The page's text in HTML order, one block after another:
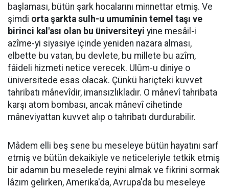
başlaması, bütün şark hocalarını minnettar etmiş. Ve
şimdi orta şarkta sulh-u umumînin temel taşı ve
birinci kal'ası olan bu üniversiteyi yine mesâil-i
azîme-yi siyasiye içinde yeniden nazara alması,
elbette bu vatan, bu devlete, bu millete bu azîm,
fâideli hizmeti netice verecek. Ulûm-u diniye o
üniversitede esas olacak. Çünkü hariçteki kuvvet
tahribatı mânevîdir, imansızlıkladır. O mânevî tahribata
karşı atom bombası, ancak mânevî cihetinde
mâneviyattan kuvvet alıp o tahribatı durdurabilir.
Mâdem elli beş sene bu meseleye bütün hayatını sarf
etmiş ve bütün dekaikiyle ve neticeleriyle tetkik etmiş
bir adamın bu meselede reyini almak ve fikrini sormak
lâzım gelirken, Amerika'da, Avrupa'da bu meseleye